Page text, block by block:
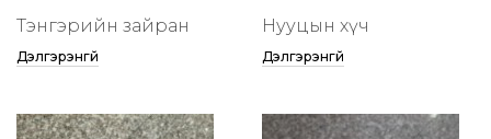
Тэнгэрийн зайран
Дэлгэрэнгүй
Нууцын хүч
Дэлгэрэнгүй